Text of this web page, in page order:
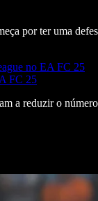
por ter uma
no EA FC 25
FC 25
a reduzir o